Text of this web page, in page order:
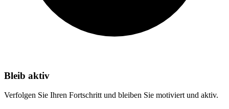
Bleib aktiv
Verfolgen Sie Ihren Fortschritt und bleiben Sie motiviert und aktiv.